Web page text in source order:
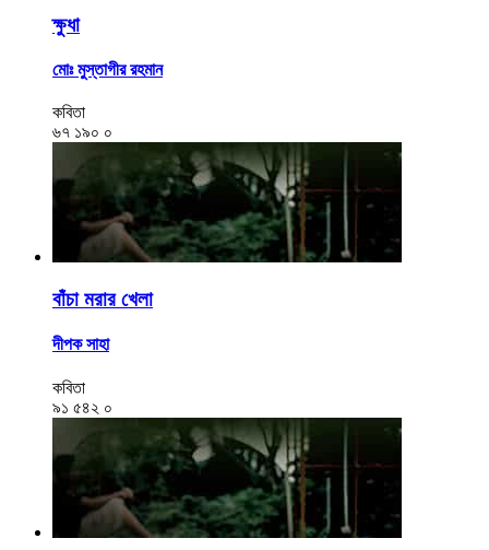
ক্ষুধা
মোঃ মুস্তাগীর রহমান
কবিতা
৬৭ ১৯০ ০
বাঁচা মরার খেলা
দীপক সাহা
কবিতা
৯১ ৫৪২ ০